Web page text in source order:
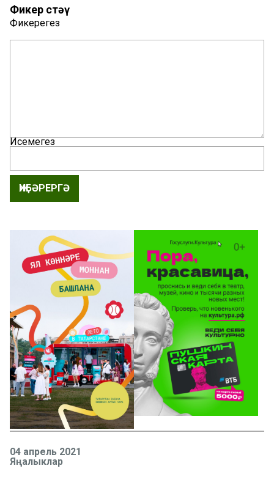
Фикер өстәү
Фикерегез
Исемегез
ҖИБӘРЕРГӘ
04 апрель 2021
Яңалыклар